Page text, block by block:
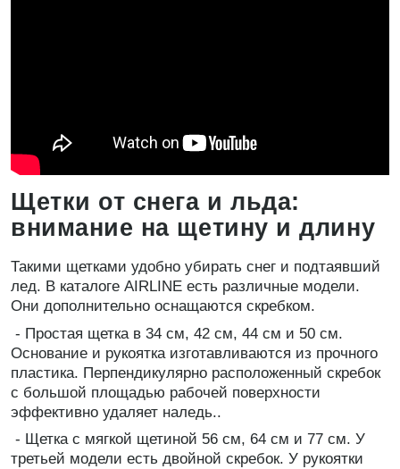
Щетки от снега и льда:
внимание на щетину и длину
Такими щетками удобно убирать снег и подтаявший
лед. В каталоге AIRLINE есть различные модели.
Они дополнительно оснащаются скребком.
- Простая щетка в 34 см, 42 см, 44 см и 50 см.
Основание и рукоятка изготавливаются из прочного
пластика. Перпендикулярно расположенный скребок
с большой площадью рабочей поверхности
эффективно удаляет наледь..
- Щетка с мягкой щетиной 56 см, 64 см и 77 см. У
третьей модели есть двойной скребок. У рукоятки